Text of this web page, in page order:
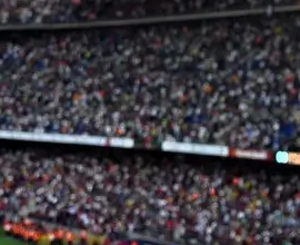
El Prat
røde sæder på Spotify Camp Nou –